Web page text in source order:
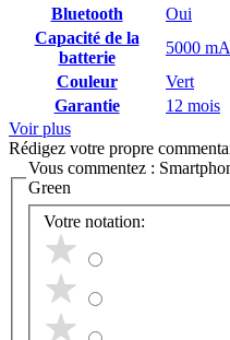
Bluetooth
Oui
Capacité de la
batterie
5000
Couleur
Vert
Garantie
12 mois
Voir plus
Rédigez votre propre
Vous commentez :
Green
Votre notation: